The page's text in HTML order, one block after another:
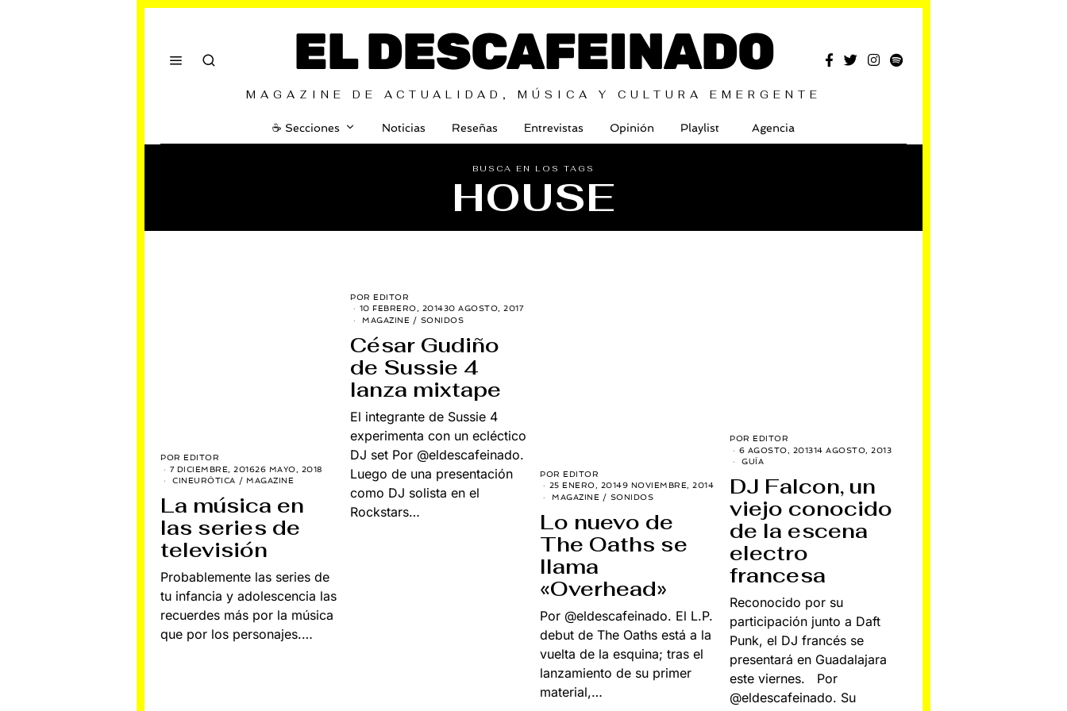
EL DESCAFEINADO
MAGAZINE DE ACTUALIDAD, MÚSICA Y CULTURA EMERGENTE
☕️ Secciones Noticias Reseñas Entrevistas Opinión Playlist Agencia
BUSCA EN LOS TAGS
HOUSE
POR EDITOR
7 DICIEMBRE, 201626 MAYO, 2018
CINEURÓTICA / MAGAZINE
La música en
las series de
televisión
Probablemente las series de
tu infancia y adolescencia las
recuerdes más por la música
que por los personajes.…
POR EDITOR
10 FEBRERO, 201430 AGOSTO, 2017
MAGAZINE / SONIDOS
César Gudiño
de Sussie 4
lanza mixtape
El integrante de Sussie 4
experimenta con un ecléctico
DJ set Por @eldescafeinado.
Luego de una presentación
como DJ solista en el
Rockstars…
POR EDITOR
25 ENERO, 20149 NOVIEMBRE, 2014
MAGAZINE / SONIDOS
Lo nuevo de
The Oaths se
llama
«Overhead»
Por @eldescafeinado. El L.P.
debut de The Oaths está a la
vuelta de la esquina; tras el
lanzamiento de su primer
material,…
POR EDITOR
6 AGOSTO, 201314 AGOSTO, 2013
GUÍA
DJ Falcon, un
viejo conocido
de la escena
electro
francesa
Reconocido por su
participación junto a Daft
Punk, el DJ francés se
presentará en Guadalajara
este viernes. Por
@eldescafeinado. Su